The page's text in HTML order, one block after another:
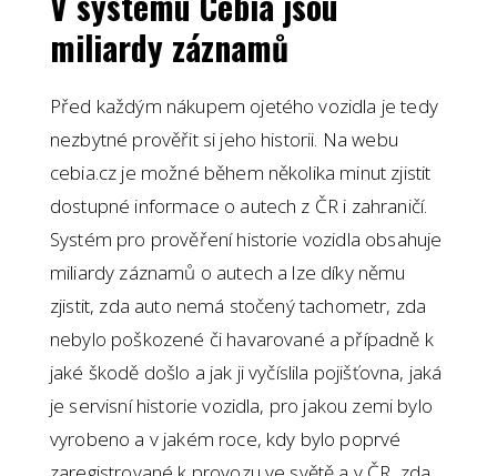
miliardy záznamů
Před každým nákupem ojetého vozidla je tedy
nezbytné prověřit si jeho historii. Na webu
cebia.cz je možné během několika minut zjistit
dostupné informace o autech z ČR i zahraničí.
Systém pro prověření historie vozidla obsahuje
miliardy záznamů o autech a lze díky němu
zjistit, zda auto nemá stočený tachometr, zda
nebylo poškozené či havarované a případně k
jaké škodě došlo a jak ji vyčíslila pojišťovna, jaká
je servisní historie vozidla, pro jakou zemi bylo
vyrobeno a v jakém roce, kdy bylo poprvé